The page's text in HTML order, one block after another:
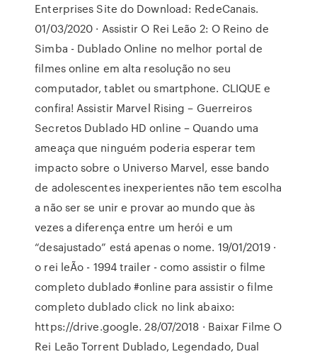
Enterprises Site do Download: RedeCanais.
01/03/2020 · Assistir O Rei Leão 2: O Reino de
Simba - Dublado Online no melhor portal de
filmes online em alta resolução no seu
computador, tablet ou smartphone. CLIQUE e
confira! Assistir Marvel Rising – Guerreiros
Secretos Dublado HD online – Quando uma
ameaça que ninguém poderia esperar tem
impacto sobre o Universo Marvel, esse bando
de adolescentes inexperientes não tem escolha
a não ser se unir e provar ao mundo que às
vezes a diferença entre um herói e um
“desajustado” está apenas o nome. 19/01/2019 ·
o rei leÃo - 1994 trailer - como assistir o filme
completo dublado #online para assistir o filme
completo dublado click no link abaixo:
https://drive.google. 28/07/2018 · Baixar Filme O
Rei Leão Torrent Dublado, Legendado, Dual